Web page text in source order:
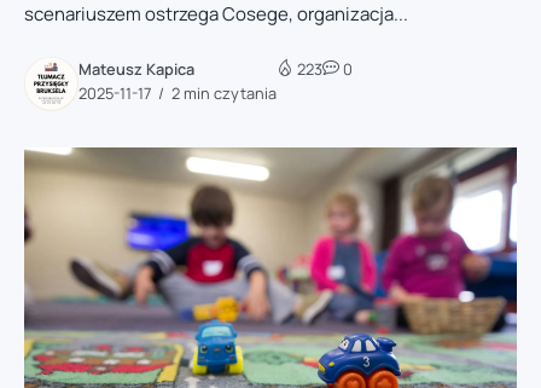
scenariuszem ostrzega Cosege, organizacja...
Mateusz Kapica
2025-11-17
2 min czytania
223 0